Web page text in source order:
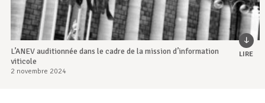
L’ANEV auditionnée dans le cadre de la mission d’information
viticole
2 novembre 2024
LIRE